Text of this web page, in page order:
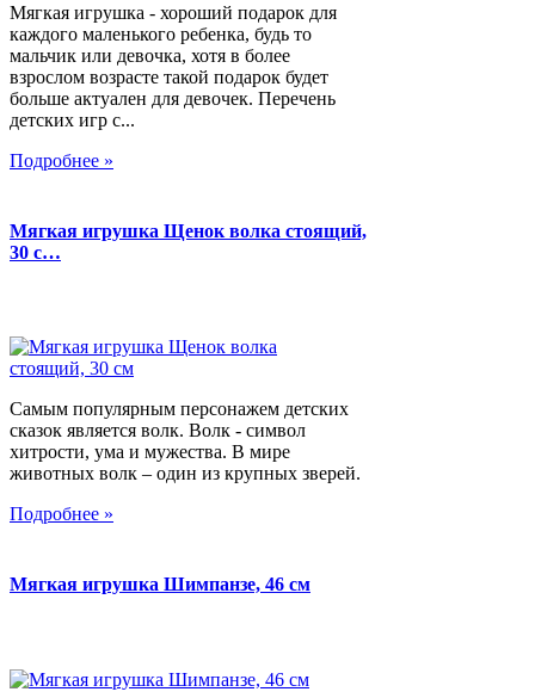
Мягкая игрушка - хороший подарок для
каждого маленького ребенка, будь то
мальчик или девочка, хотя в более
взрослом возрасте такой подарок будет
больше актуален для девочек. Перечень
детских игр с...
Подробнее »
Мягкая игрушка Щенок волка стоящий,
30 с…
Самым популярным персонажем детских
сказок является волк. Волк - символ
хитрости, ума и мужества. В мире
животных волк – один из крупных зверей.
Подробнее »
Мягкая игрушка Шимпанзе, 46 см